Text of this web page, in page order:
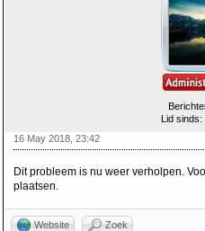
Lid
16 May 2018, 23:42
Dit probleem is nu weer verholpen.
plaatsen.
Website Zoek